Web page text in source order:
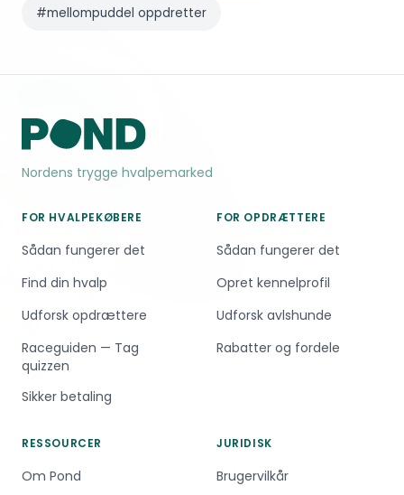
#mellompuddel oppdretter
Nordens trygge hvalpemarked
FOR HVALPEKØBERE
Sådan fungerer det
Find din hvalp
Udforsk opdrættere
Raceguiden — Tag
quizzen
Sikker betaling
FOR OPDRÆTTERE
Sådan fungerer det
Opret kennelprofil
Udforsk avlshunde
Rabatter og fordele
RESSOURCER
Om Pond
JURIDISK
Brugervilkår